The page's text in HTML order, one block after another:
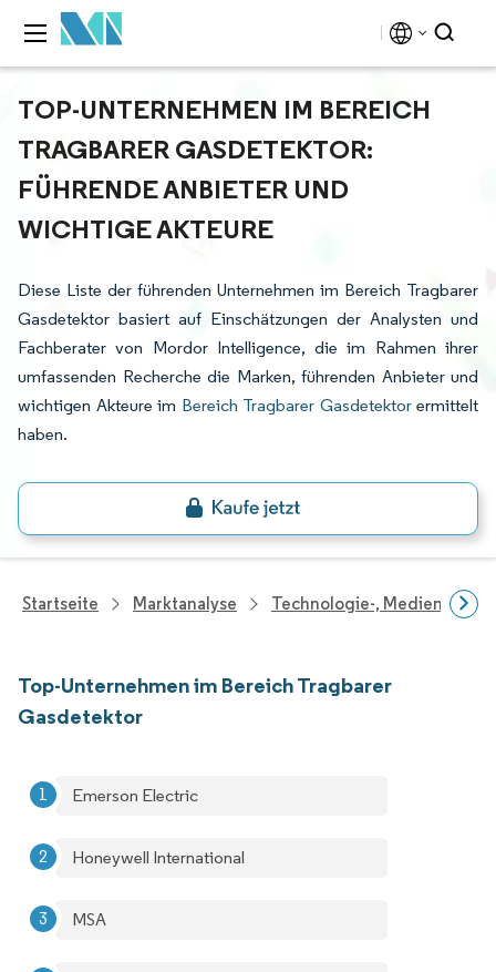
TOP-UNTERNEHMEN IM BEREICH
TRAGBARER GASDETEKTOR:
FÜHRENDE ANBIETER UND
WICHTIGE AKTEURE
Diese Liste der führenden Unternehmen im Bereich Tragbarer
Gasdetektor basiert auf Einschätzungen der Analysten und
Fachberater von Mordor Intelligence, die im Rahmen ihrer
umfassenden Recherche die Marken, führenden Anbieter und
wichtigen Akteure im Bereich Tragbarer Gasdetektorermittelt
haben.
Startseite Marktanalyse Technologie-, Medien- Und
Top-Unternehmen im Bereich Tragbarer
Gasdetektor
Emerson Electric
Honeywell International
MSA